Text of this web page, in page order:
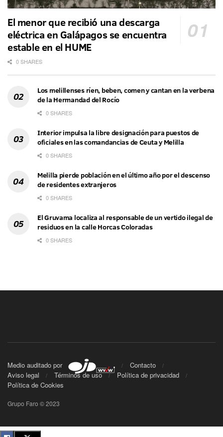
El menor que recibió una descarga
eléctrica en Galápagos se encuentra
estable en el HUME
0 SHARES
Los melillenses ríen, beben, comen y cantan en la verbena
de la Hermandad del Rocío
0 SHARES
Interior impulsa la libre designación para puestos de
oficiales en las comandancias de Ceuta y Melilla
0 SHARES
Melilla pierde población en el último año por el descenso
de residentes extranjeros
0 SHARES
El Gruvama localiza al responsable de un vertido ilegal de
residuos en la calle Horcas Coloradas
0 SHARES
Medio auditado por
Contacto
Aviso legal
Términos de uso
Política de privacidad
Política de Cookies
Grupo Faro © 2023